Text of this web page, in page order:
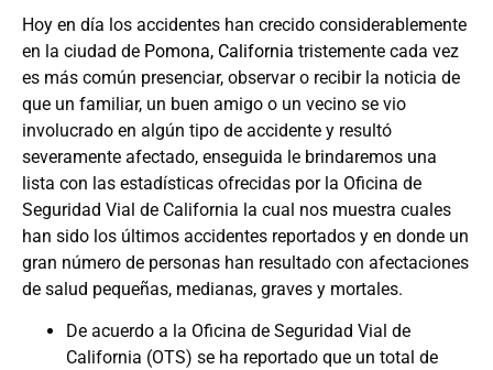
Hoy en día los accidentes han crecido considerablemente
en la ciudad de Pomona, California tristemente cada vez
es más común presenciar, observar o recibir la noticia de
que un familiar, un buen amigo o un vecino se vio
involucrado en algún tipo de accidente y resultó
severamente afectado, enseguida le brindaremos una
lista con las estadísticas ofrecidas por la Oficina de
Seguridad Vial de California la cual nos muestra cuales
han sido los últimos accidentes reportados y en donde un
gran número de personas han resultado con afectaciones
de salud pequeñas, medianas, graves y mortales.
De acuerdo a la Oficina de Seguridad Vial de
California (OTS) se ha reportado que un total de